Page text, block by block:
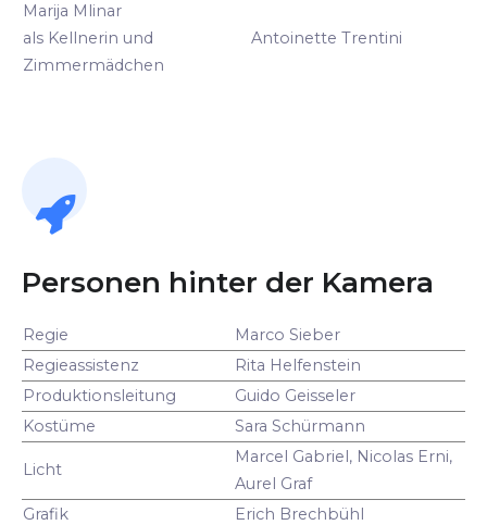
Marija Mlinar
als Kellnerin und
Zimmermädchen
Antoinette Trentini
Personen hinter der Kamera
Regie
Marco Sieber
Regieassistenz
Rita Helfenstein
Produktionsleitung
Guido Geisseler
Kostüme
Sara Schürmann
Licht
Marcel Gabriel, Nicolas Erni,
Aurel Graf
Grafik
Erich Brechbühl